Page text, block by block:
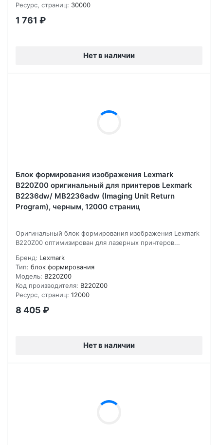
Ресурс, страниц: 30000
1 761 ₽
Нет в наличии
Блок формирования изображения Lexmark
B220Z00 оригинальный для принтеров Lexmark
B2236dw/ MB2236adw (Imaging Unit Return
Program), черным, 12000 страниц
Оригинальный блок формирования изображения Lexmark
B220Z00 оптимизирован для лазерных принтеров...
Бренд: Lexmark
Тип: блок формирования
Модель: B220Z00
Код производителя: B220Z00
Ресурс, страниц: 12000
8 405 ₽
Нет в наличии